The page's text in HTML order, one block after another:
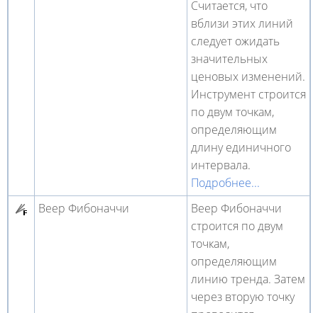
Считается, что
вблизи этих линий
следует ожидать
значительных
ценовых изменений.
Инструмент строится
по двум точкам,
определяющим
длину единичного
интервала.
Подробнее...
Веер Фибоначчи
Веер Фибоначчи
строится по двум
точкам,
определяющим
линию тренда. Затем
через вторую точку